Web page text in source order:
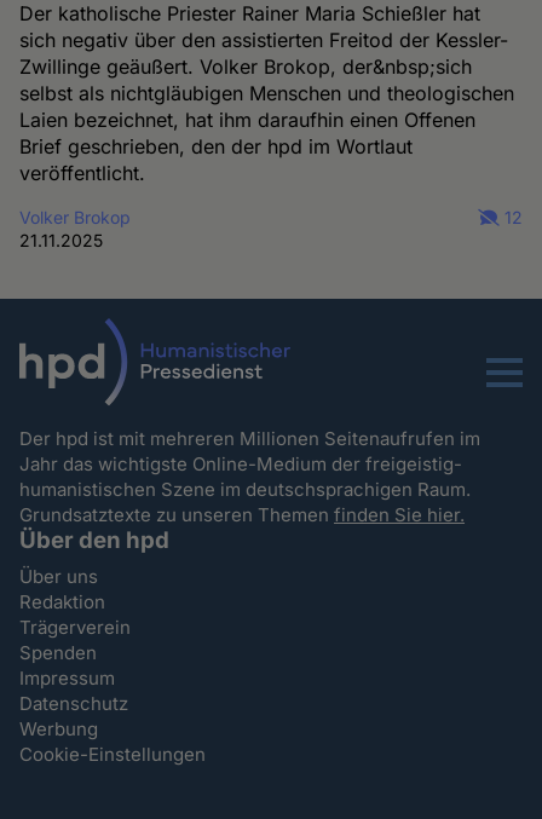
Der katholische Priester Rainer Maria Schießler hat
sich negativ über den assistierten Freitod der Kessler-
Zwillinge geäußert. Volker Brokop, der&nbsp;sich
selbst als nichtgläubigen Menschen und theologischen
Laien bezeichnet, hat ihm daraufhin einen Offenen
Brief geschrieben, den der hpd im Wortlaut
veröffentlicht.
Volker Brokop
21.11.2025
12
Menu
Der hpd ist mit mehreren Millionen Seitenaufrufen im
Jahr das wichtigste Online-Medium der freigeistig-
humanistischen Szene im deutschsprachigen Raum.
Grundsatztexte zu unseren Themenfinden Sie hier.
Über den hpd
Über uns
Redaktion
Trägerverein
Spenden
Impressum
Datenschutz
Werbung
Cookie-Einstellungen